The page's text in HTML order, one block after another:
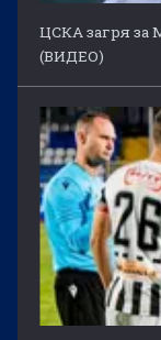
ЦСКА загря за
(ВИДЕО)